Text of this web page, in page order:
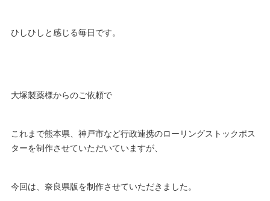
ひしひしと感じる毎日です。
大塚製薬様からのご依頼で
これまで熊本県、神戸市など行政連携のローリングストックポス
ターを制作させていただいていますが、
今回は、奈良県版を制作させていただきました。